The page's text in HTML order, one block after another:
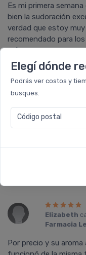
Elegí dónde
Podrás ver costos y
busques.
Código postal
Es mi primera
bien la sudoración
verdad que estoy
recomendado para
más en verano.
Excelente producto,
Elizabeth
Farmacia
Por precio y su